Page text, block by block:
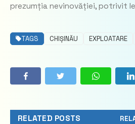
prezumția nevinovăției, potrivit
TAGS CHIȘINĂU EXPLOATARE
RELATED POSTS